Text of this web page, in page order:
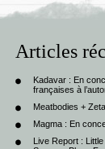
Articles
Kadavar : En
françaises à
Meatbodies +
Magma : En
Live Report :